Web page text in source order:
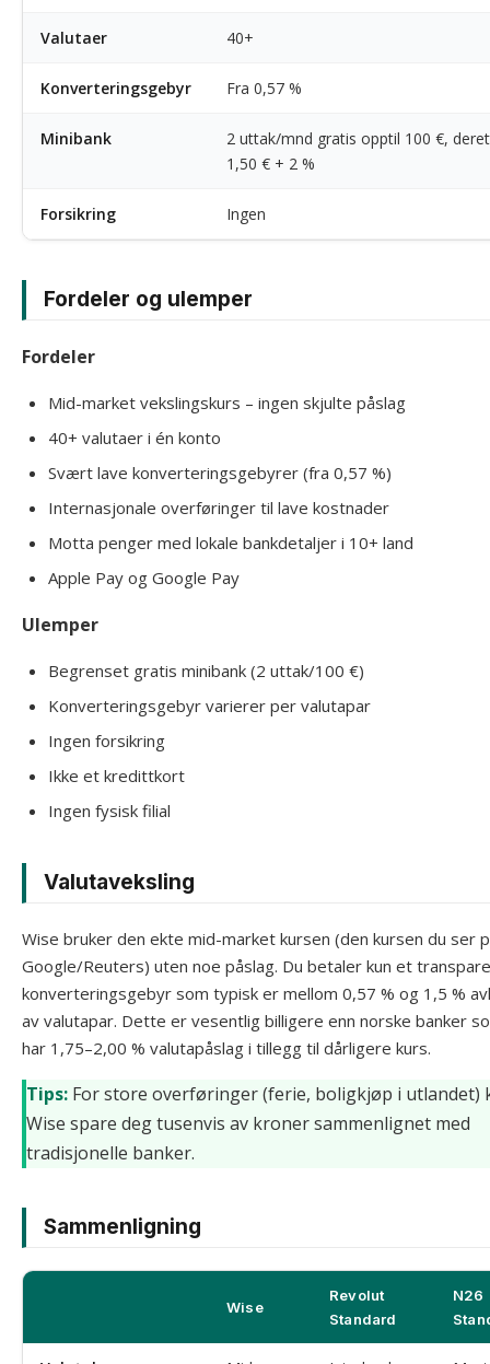
Valutaer 40+
Konverteringsgebyr Fra 0,57 %
Minibank
2 uttak/mnd gratis opptil 100 €,
1,50 € + 2 %
Forsikring Ingen
Fordeler og ulemper
Fordeler
Mid-market vekslingskurs – ingen skjulte påslag
40+ valutaer i én konto
Svært lave konverteringsgebyrer (fra 0,57 %)
Internasjonale overføringer til lave kostnader
Motta penger med lokale bankdetaljer i 10+ land
Apple Pay og Google Pay
Ulemper
Begrenset gratis minibank (2 uttak/100 €)
Konverteringsgebyr varierer per valutapar
Ingen forsikring
Ikke et kredittkort
Ingen fysisk filial
Valutaveksling
Wise bruker den ekte mid-market kursen (den kursen du ser
Google/Reuters) uten noe påslag. Du betaler kun et
konverteringsgebyr som typisk er mellom 0,57 % og 1,5 %
av valutapar. Dette er vesentlig billigere enn norske banker
har 1,75–2,00 % valutapåslag i tillegg til dårligere kurs.
Tips: For store overføringer (ferie, boligkjøp i utlandet)
Wise spare deg tusenvis av kroner sammenlignet med
tradisjonelle banker.
Sammenligning
Wise
Revolut
Standard
N26